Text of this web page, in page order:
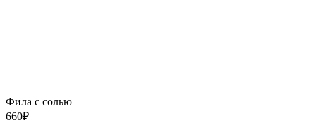
Фила с солью
660₽